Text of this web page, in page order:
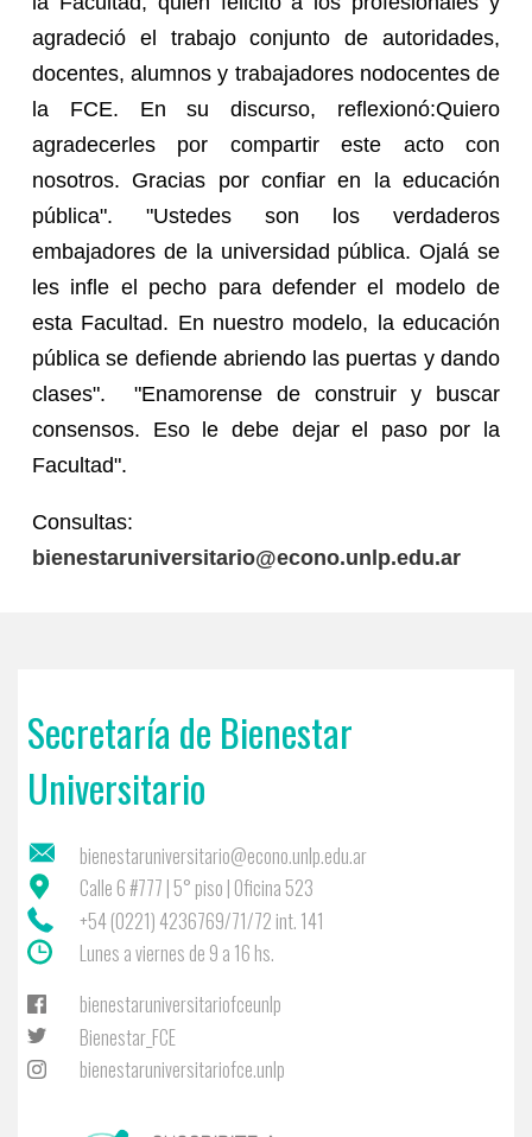
agradeció el trabajo conjunto de autoridades,
docentes, alumnos y trabajadores nodocentes de
la FCE. En su discurso, reflexionó:Quiero
agradecerles por compartir este acto con
nosotros. Gracias por confiar en la educación
pública". "Ustedes son los verdaderos
embajadores de la universidad pública. Ojalá se
les infle el pecho para defender el modelo de
esta Facultad. En nuestro modelo, la educación
pública se defiende abriendo las puertas y dando
clases". "Enamorense de construir y buscar
consensos. Eso le debe dejar el paso por la
Facultad".
Consultas:
bienestaruniversitario@econo.unlp.edu.ar
Secretaría de Bienestar
Universitario
bienestaruniversitario@econo.unlp.edu.ar
Calle 6 #777 | 5° piso | Oficina 523
+54 (0221) 4236769/71/72 int. 141
Lunes a viernes de 9 a 16 hs.
bienestaruniversitariofceunlp
Bienestar_FCE
bienestaruniversitariofce.unlp